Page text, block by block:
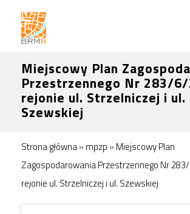
Miejscowy Plan
Przestrzennego Nr 283/
rejonie ul. Strzelniczej i ul.
Szewskiej
Strona główna» mpzp » Miejscowy Plan
Zagospodarowania Przestrzennego Nr
rejonie ul. Strzelniczej i ul. Szewskiej